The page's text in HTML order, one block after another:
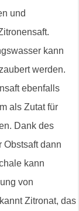
und
kann
werden.
ebenfalls
als Zutat für
Dank des
Obstsaft dann
kann
von
Zitronat, das